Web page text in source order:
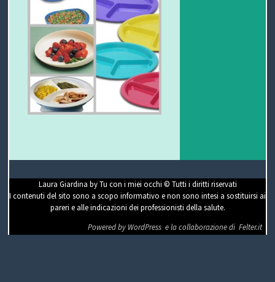
Laura Giardina by Tu con i miei occhi © Tutti i diritti riservati
I contenuti del sito sono a scopo informativo e non sono intesi a sostituirsi ai
pareri e alle indicazioni dei professionisti della salute.
Powered by WordPress e la collaborazione di Felter.it